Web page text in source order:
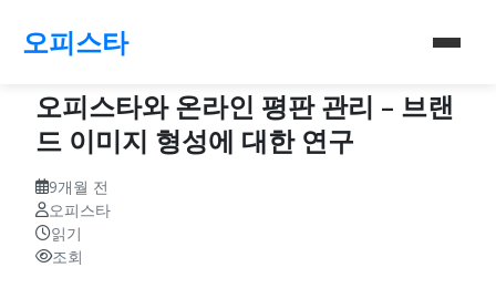
오피스타
오피스타와 온라인 평판 관리 – 브랜
드 이미지 형성에 대한 연구
9개월 전
오피스타
읽기
조회